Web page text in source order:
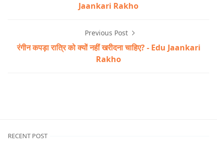
Jaankari Rakho
Previous Post
रंगीन कपड़ा रात्रि को क्यों नहीं खरीदना चाहिए? - Edu Jaankari
Rakho
RECENT POST